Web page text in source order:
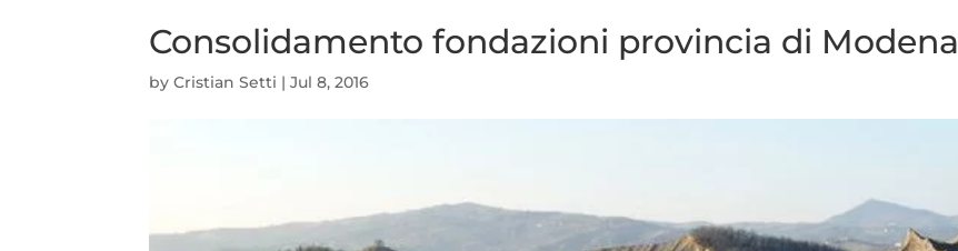
Consolidamento fondazioni provincia di Modena
byCristian Setti |Jul 8, 2016